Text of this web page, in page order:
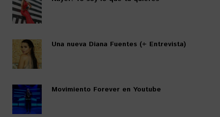
Una nueva Diana Fuentes (+ Entrevista)
Movimiento Forever en Youtube